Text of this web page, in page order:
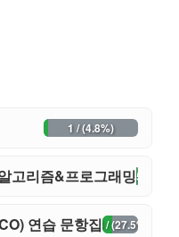
1 / (4.8%)
고리즘&프로그래밍
25 / (50%)
연습 문항집14 / (27.5%)